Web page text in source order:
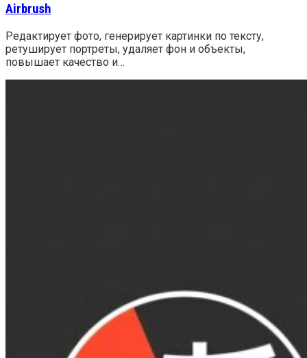
Airbrush
Редактирует фото, генерирует картинки по тексту,
ретуширует портреты, удаляет фон и объекты,
повышает качество и…